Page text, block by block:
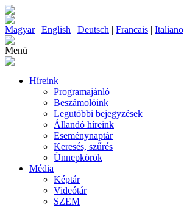
Magyar| English | Deutsch | Francais | Italiano
Menü
Híreink
Programajánló
Beszámolóink
Legutóbbi bejegyzések
Állandó híreink
Eseménynaptár
Keresés, szűrés
Ünnepkörök
Média
Képtár
Videótár
SZEM